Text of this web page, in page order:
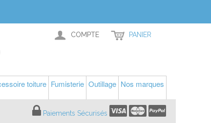
COMPTE PANIER
toiture Fumisterie Outillage Nos marques
Paiements Sécurisés